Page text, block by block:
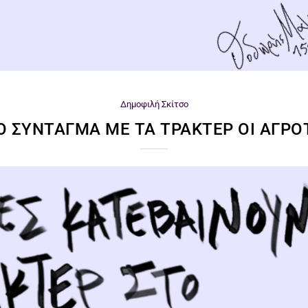
Δημοφιλή Σκίτσο
ΣΎΝΤΑΓΜΑ ΜΕ ΤΑ ΤΡΑΚΤΈΡ ΟΙ